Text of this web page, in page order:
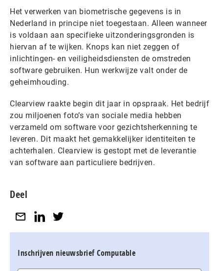
Het verwerken van biometrische gegevens is in
Nederland in principe niet toegestaan. Alleen wanneer
is voldaan aan specifieke uitzonderingsgronden is
hiervan af te wijken. Knops kan niet zeggen of
inlichtingen- en veiligheidsdiensten de omstreden
software gebruiken. Hun werkwijze valt onder de
geheimhouding.
Clearview raakte begin dit jaar in opspraak. Het bedrijf
zou miljoenen foto’s van sociale media hebben
verzameld om software voor gezichtsherkenning te
leveren. Dit maakt het gemakkelijker identiteiten te
achterhalen. Clearview is gestopt met de leverantie
van software aan particuliere bedrijven.
Deel
Inschrijven nieuwsbrief Computable